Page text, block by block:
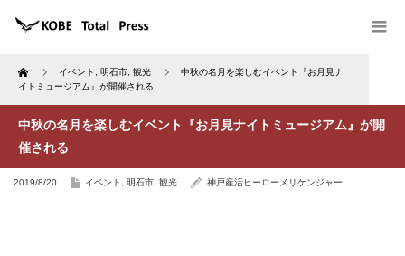
Home イベント 明石市 観光
中秋の名月を楽しむイベント『お月見ナ
イトミュージアム』が開催される
中秋の名月を楽しむイベント『お月見ナイトミュージアム』が開
催される
2019/8/20 イベント 明石市 観光 神戸産活ヒーローメリケンジャー